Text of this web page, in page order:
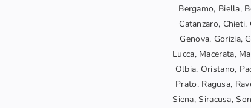
Bergamo, Biella,
Catanzaro,
Genova, Gorizia,
Lucca, Macerata,
Olbia, Oristano,
Prato, Ragusa,
Siena, Siracusa,